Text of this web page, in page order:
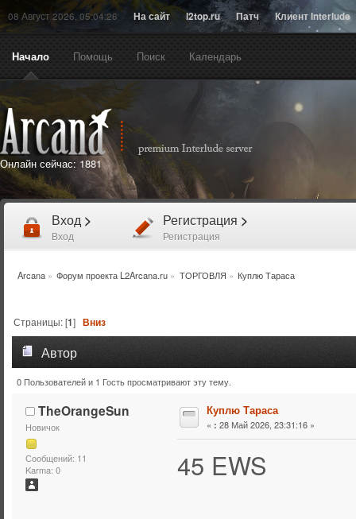
08 Август 2026, 05:04:26 На сайт l2top.ru Патч Клиент Interlude
Начало Помощь Поиск Календарь
Онлайн сейчас: 1881
Вход >
Вход
Регистрация >
Регистрация
Arcana» Форум проекта L2Arcana.ru » ТОРГОВЛЯ » Куплю Тараса
Страницы: [1]Вниз
Автор
Тема: Куплю Тараса (Прочитано 6933 раз)
0 Пользователей и 1 Гость просматривают эту тему.
TheOrangeSun
Новичок
Сообщений: 11
Karma: 0
Куплю Тараса
« : 28 Май 2026, 23:31:16 »
45 EWS